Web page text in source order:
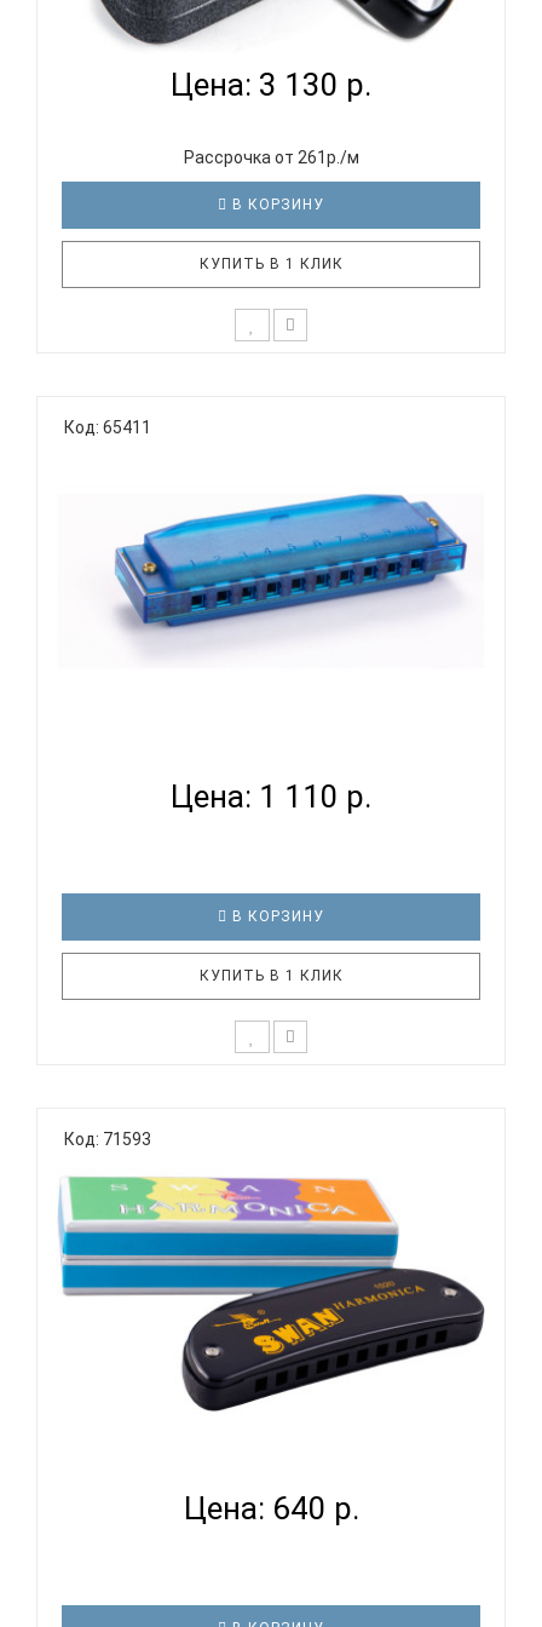
ГАРМОНИКА ДИА...
Цена: 3 130 р.
Рассрочка от 261р./м
В КОРЗИНУ
КУПИТЬ В 1 КЛИК
характеристики: Количество отверстий: 10 Строй:
сталь Материал язычков: фос..
Код: 65411
Цена: 1 110 р.
В КОРЗИНУ
КУПИТЬ В 1 КЛИК
образования. Для того, чтобы помочь детям
основы музыки и заложить базис для будущего
обучения, были разработаны гармошки серии ..
Код: 71593
Цена: 640 р.